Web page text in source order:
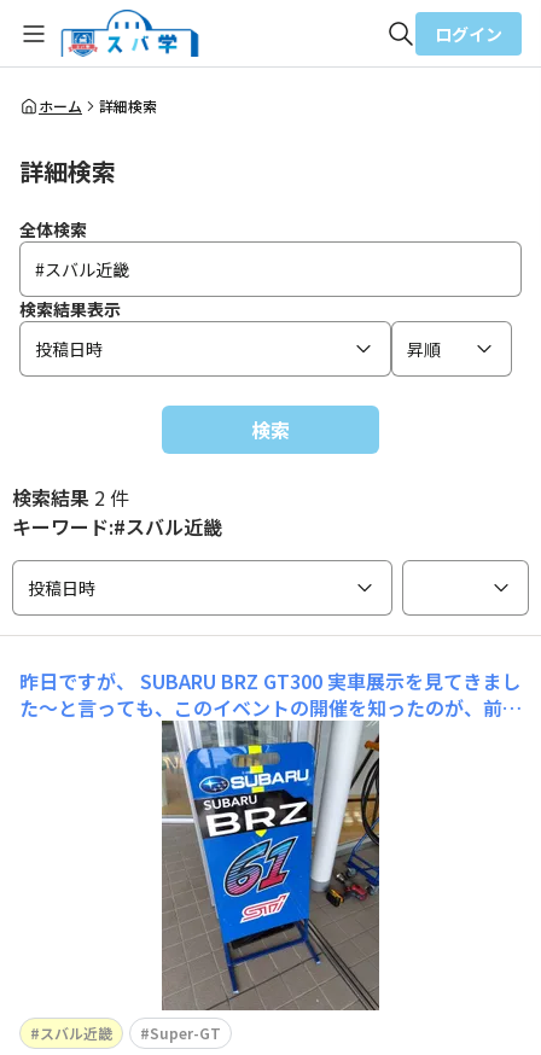
全体検索
ログイン
ホーム 詳細検索
詳細検索
全体検索
検索結果表示
投稿日時
昇順
検索
検索結果 2 件
キーワード:#スバル近畿
投稿日時
昨日ですが、 SUBARU BRZ GT300 実車展示を見てきまし
た～と言っても、このイベントの開催を知ったのが、前々
日既にトークショーの参加申し込みは終わっていたので、
車両展示だけでも見ることが出来れば・・・ 今シーズン
の SUPER GT は２戦を終えたところで、２戦目に早くも
ポールポジション獲得と実力を発
スバル近畿 Super-GT